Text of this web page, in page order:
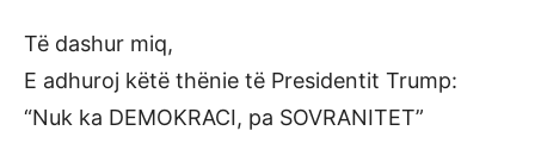
Të dashur miq,
E adhuroj këtë thënie të Presidentit Trump:
“Nuk ka DEMOKRACI, pa SOVRANITET”